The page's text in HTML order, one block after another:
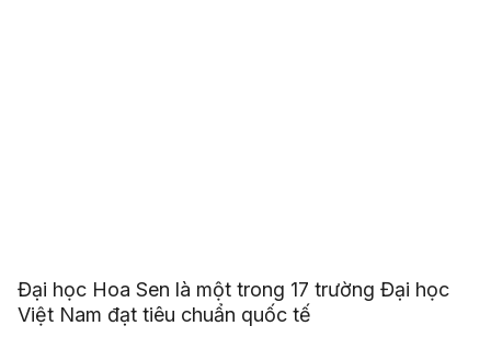
Đại học Hoa Sen là một trong 17 trường Đại học
Việt Nam đạt tiêu chuẩn quốc tế